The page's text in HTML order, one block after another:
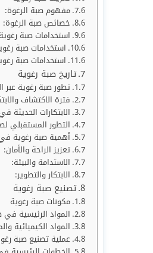
مفهوم صبة الرغوة:
خصائص صبة الرغوة:
استخدامات صبة رغوية
استخدامات صبة
استخدامات صبة
تاريخ صبة رغوية
تطور صبة رغوية عبر
فترة الاكتشاف
الابتكارات الحديثة
التطور المستقبلي
أهمية صبة رغوية في
تعزيز الراحة والأمان:
الاستدامة والبيئة:
الابتكار والتطوير:
تصنيع صبة رغوية
مكونات صبة رغوية
المواد الرئيسية في
المواد الكيميائية
عملية تصنيع صبة